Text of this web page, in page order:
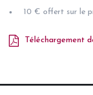
10 € offert sur le
Téléchargement